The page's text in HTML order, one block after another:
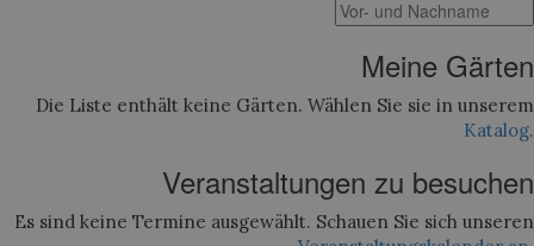
Meine Gärten
Die Liste enthält keine Gärten. Wählen Sie sie in unserem
Katalog.
Veranstaltungen zu besuchen
Es sind keine Termine ausgewählt. Schauen Sie sich unseren